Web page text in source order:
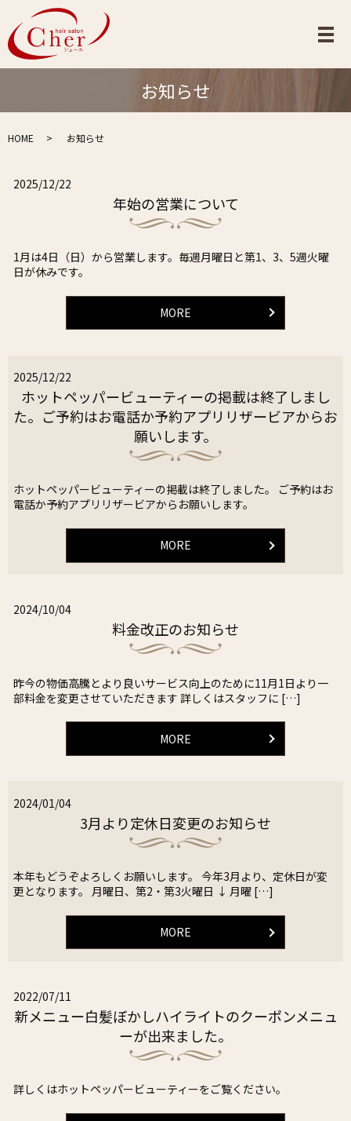
メ
お知らせ
HOME お知らせ
2025/12/22
年始の営業について
1月は4日（日）から営業します。毎週月曜日と第1、3、5週火曜
日が休みです。
MORE
2025/12/22
ホットペッパービューティーの掲載は終了しまし
た。ご予約はお電話か予約アプリリザービアからお
願いします。
ホットペッパービューティーの掲載は終了しました。 ご予約はお
電話か予約アプリリザービアからお願いします。
MORE
2024/10/04
料金改正のお知らせ
昨今の物価高騰とより良いサービス向上のために11月1日より一
部料金を変更させていただきます 詳しくはスタッフに […]
MORE
2024/01/04
3月より定休日変更のお知らせ
本年もどうぞよろしくお願いします。 今年3月より、定休日が変
更となります。 月曜日、第2・第3火曜日 ↓ 月曜 […]
MORE
2022/07/11
新メニュー白髪ぼかしハイライトのクーポンメニュ
ーが出来ました。
詳しくはホットペッパービューティーをご覧ください。